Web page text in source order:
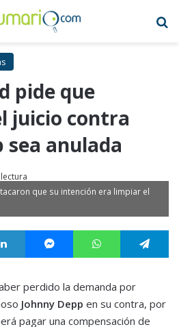
pide que
juicio contra
sea anulada
que su intención era limpiar el
LinkedIn MessengerWhatsApp
perdido la demanda por
Johnny Depp en su contra, por
pagar una compensación de